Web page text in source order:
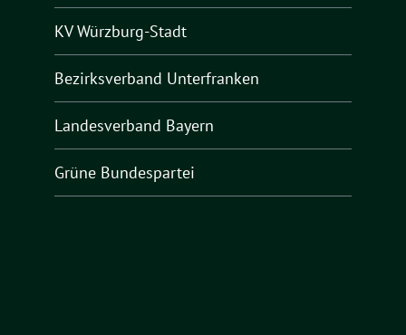
KV Würzburg-Stadt
Bezirksverband Unterfranken
Landesverband Bayern
Grüne Bundespartei